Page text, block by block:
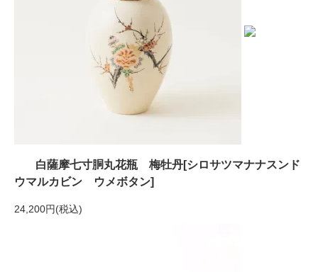
白薩摩七寸胴丸花瓶 梅牡丹[シロサツマナナスンド
ウマルカビン ウメボタン]
24,200円(税込)